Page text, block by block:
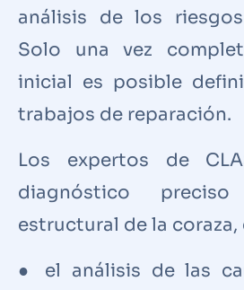
análisis de los
Solo una vez
inicial es posible
trabajos de reparación.
Los expertos de
diagnóstico
estructural de la coraza,
● el análisis de las